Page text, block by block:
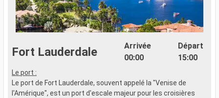
Fort Lauderdale
Arrivée
00:00
Départ
15:00
Le port :
Le port de Fort Lauderdale, souvent appelé la "Venise de
l'Amérique", est un port d'escale majeur pour les croisières